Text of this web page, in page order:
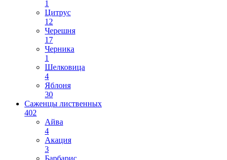
1
Цитрус
12
Черешня
17
Черника
1
Шелковица
4
Яблоня
30
Саженцы лиственных
402
Айва
4
Акация
3
Барбарис